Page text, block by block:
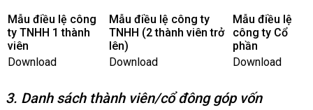
Mẫu điều lệ công
ty TNHH 1 thành
viên
Mẫu điều lệ công ty
TNHH (2 thành viên trở
lên)
Mẫu điều lệ
công ty Cổ
phần
Download
Download Download
3. Danh sách thành viên/cổ đông góp vốn